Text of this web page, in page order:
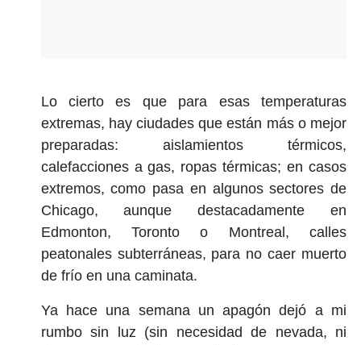
Lo cierto es que para esas temperaturas
extremas, hay ciudades que están más o mejor
preparadas: aislamientos térmicos,
calefacciones a gas, ropas térmicas; en casos
extremos, como pasa en algunos sectores de
Chicago, aunque destacadamente en
Edmonton, Toronto o Montreal, calles
peatonales subterráneas, para no caer muerto
de frío en una caminata.
Ya hace una semana un apagón dejó a mi
rumbo sin luz (sin necesidad de nevada, ni